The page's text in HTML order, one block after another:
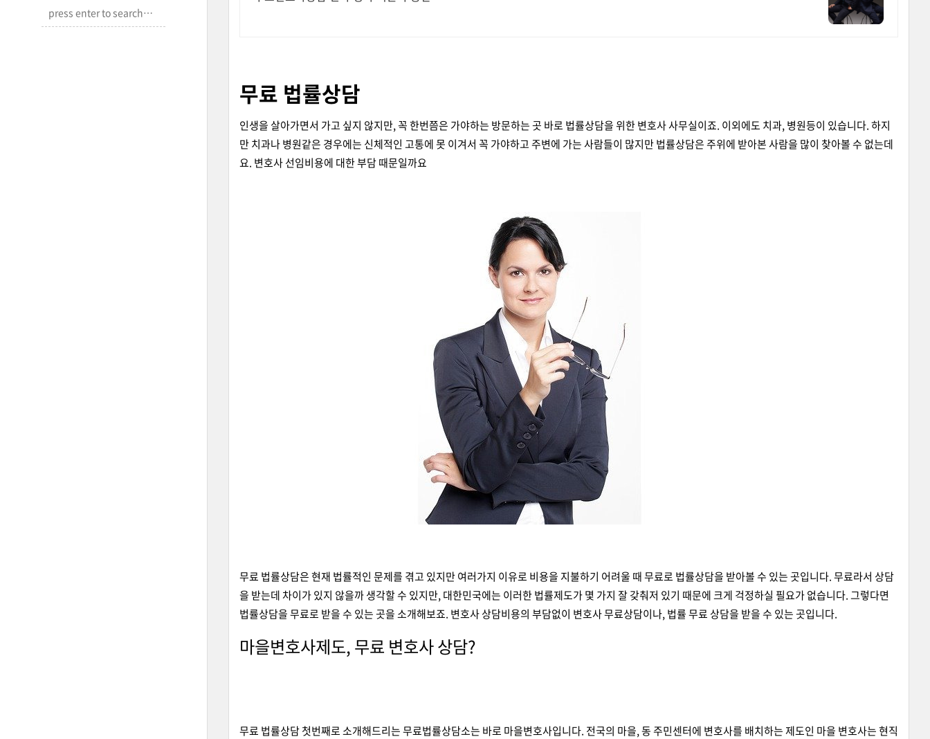
무료 법률상담
인생을 살아가면서 가고 싶지 않지만, 꼭 한번쯤은 가야하는 방문하는 곳 바로 법률상담을 위한 변호사 사무실이죠. 이외에도 치과, 병원등이 있습니다. 하지
만 치과나 병원같은 경우에는 신체적인 고통에 못 이겨서 꼭 가야하고 주변에 가는 사람들이 많지만 법률상담은 주위에 받아본 사람을 많이 찾아볼 수 없는데
요. 변호사 선임비용에 대한 부담 때문일까요
무료 법률상담은 현재 법률적인 문제를 겪고 있지만 여러가지 이유로 비용을 지불하기 어려울 때 무료로 법률상담을 받아볼 수 있는 곳입니다. 무료라서 상담
을 받는데 차이가 있지 않을까 생각할 수 있지만, 대한민국에는 이러한 법률제도가 몇 가지 잘 갖춰저 있기 때문에 크게 걱정하실 필요가 없습니다. 그렇다면
법률상담을 무료로 받을 수 있는 곳을 소개해보죠. 변호사 상담비용의 부담없이 변호사 무료상담이나, 법률 무료 상담을 받을 수 있는 곳입니다.
마을변호사제도, 무료 변호사 상담?
무료 법률상담 첫번째로 소개해드리는 무료법률상담소는 바로 마을변호사입니다. 전국의 마을, 동 주민센터에 변호사를 배치하는 제도인 마을 변호사는 현직